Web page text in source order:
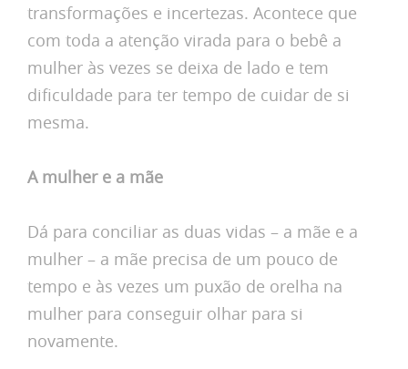
transformações e incertezas. Acontece que
com toda a atenção virada para o bebê a
mulher às vezes se deixa de lado e tem
dificuldade para ter tempo de cuidar de si
mesma.
A mulher e a mãe
Dá para conciliar as duas vidas – a mãe e a
mulher – a mãe precisa de um pouco de
tempo e às vezes um puxão de orelha na
mulher para conseguir olhar para si
novamente.